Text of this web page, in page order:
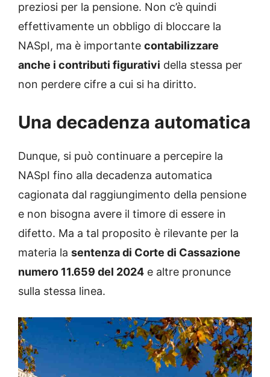
preziosi per la pensione. Non c’è quindi
effettivamente un obbligo di bloccare la
NASpI, ma è importante contabilizzare
anche i contributi figurativi della stessa per
non perdere cifre a cui si ha diritto.
Una decadenza automatica
Dunque, si può continuare a percepire la
NASpI fino alla decadenza automatica
cagionata dal raggiungimento della pensione
e non bisogna avere il timore di essere in
difetto. Ma a tal proposito è rilevante per la
materia la sentenza di Corte di Cassazione
numero 11.659 del 2024 e altre pronunce
sulla stessa linea.